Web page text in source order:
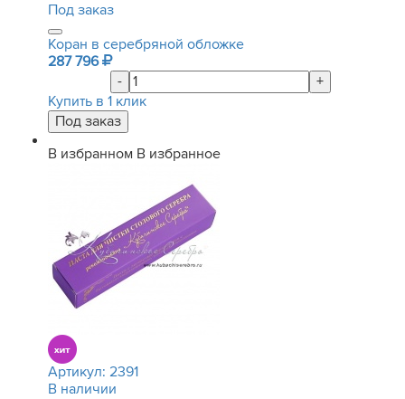
Под заказ
Коран в серебряной обложке
287 796
-
+
Купить в 1 клик
В избранном В избранное
Артикул: 2391
В наличии